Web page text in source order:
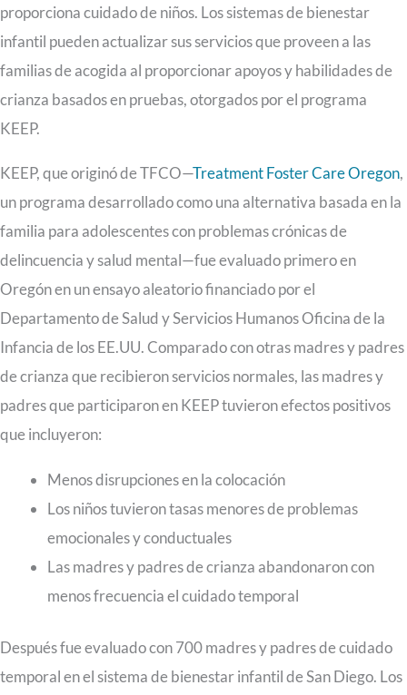
proporciona cuidado de niños. Los sistemas de bienestar
infantil pueden actualizar sus servicios que proveen a las
familias de acogida al proporcionar apoyos y habilidades de
crianza basados en pruebas, otorgados por el programa
KEEP.
KEEP, que originó de TFCO—Treatment Foster Care Oregon,
un programa desarrollado como una alternativa basada en la
familia para adolescentes con problemas crónicas de
delincuencia y salud mental—fue evaluado primero en
Oregón en un ensayo aleatorio financiado por el
Departamento de Salud y Servicios Humanos Oficina de la
Infancia de los EE.UU. Comparado con otras madres y padres
de crianza que recibieron servicios normales, las madres y
padres que participaron en KEEP tuvieron efectos positivos
que incluyeron:
Menos disrupciones en la colocación
Los niños tuvieron tasas menores de problemas
emocionales y conductuales
Las madres y padres de crianza abandonaron con
menos frecuencia el cuidado temporal
Después fue evaluado con 700 madres y padres de cuidado
temporal en el sistema de bienestar infantil de San Diego. Los